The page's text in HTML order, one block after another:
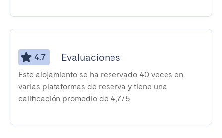
4.7 Evaluaciones
Este alojamiento se ha reservado 40 veces en
varias plataformas de reserva y tiene una
calificación promedio de 4,7/5